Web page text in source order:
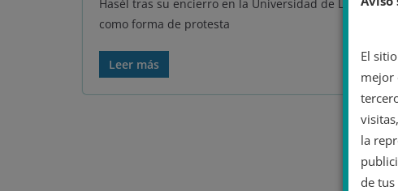
Hasél tras su encierro en la Universidad de Lleida
como forma de protesta
Leer más
El
mejor
la
de